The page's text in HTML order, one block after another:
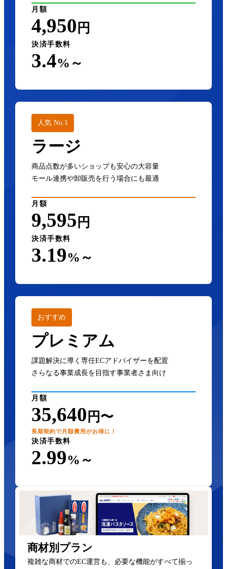
月額
4,950 円
決済手数料
3.4%～
人気 No.1
ラージ
商品点数が多いショップも安心の大容量
モール連携や卸販売を行う場合にも最適
月額
9,595 円
決済手数料
3.19%～
おすすめ
プレミアム
課題解決に導く専任ECアドバイザーを配置
さらなる事業成長を目指す事業者さま向け
月額
35,640 円〜
長期契約で月額費用がお得に！
決済手数料
2.99%～
商材別プラン
複雑な商材でのEC運営も、必要な機能がすべて揃っ